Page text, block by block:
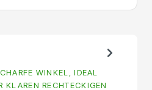
WINKEL, IDEAL
KLAREN RECHTECKIGEN